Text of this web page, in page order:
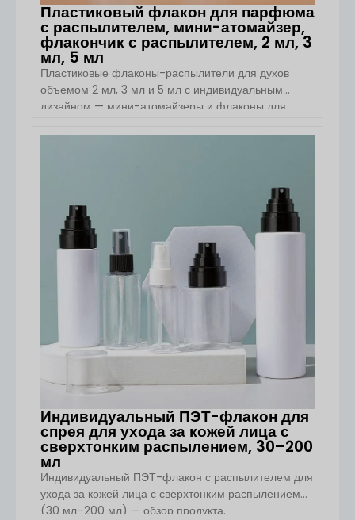
Пластиковый флакон для парфюма
с распылителем, мини-атомайзер,
флакончик с распылителем, 2 мл, 3
мл, 5 мл
Пластиковые флаконы-распылители для духов
объемом 2 мл, 3 мл и 5 мл с индивидуальным
дизайном — мини-атомайзеры и флаконы для
духов имеет решающее значение для брендов
флаконы-распылители для парфюмерии объемом
2 мл, 3 мл и 5 мл от Boyu Packaging разработаны
для удобного тестирования ароматов при
сохранении превосходного внешнего вида.
Изготовлены из прочного […]
Индивидуальный ПЭТ-флакон для
спрея для ухода за кожей лица с
сверхтонким распылением, 30–200
мл
Индивидуальный ПЭТ-флакон с распылителем для
ухода за кожей лица с сверхтонким распылением
(30 мл–200 мл) — обзор продукта.